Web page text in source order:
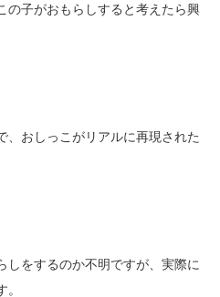
の子がおもらしすると考えたら興
、おしっこがリアルに再現された
しをするのか不明ですが、実際に